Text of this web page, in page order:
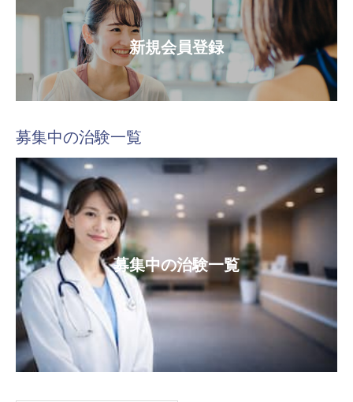
新規会員登録
募集中の治験一覧
募集中の治験一覧